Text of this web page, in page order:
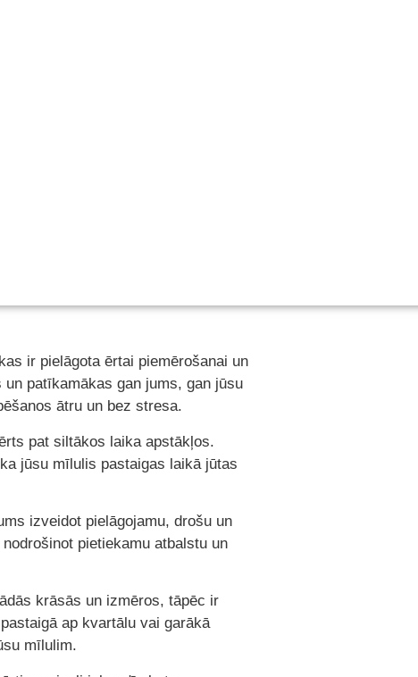
ir pielāgota ērtai piemērošanai un
patīkamākas gan jums, gan jūsu
ātru un bez stresa.
pat siltākos laika apstākļos.
jūsu mīlulis pastaigas laikā jūtas
izveidot pielāgojamu, drošu un
pietiekamu atbalstu un
krāsās un izmēros, tāpēc ir
ap kvartālu vai garākā
mīlulim.